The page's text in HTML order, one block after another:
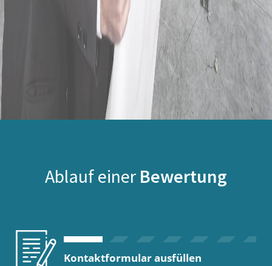
Ablauf einer Bewertung
Kontaktformular ausfüllen